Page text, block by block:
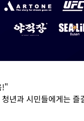
!"
년과 시민들에게는